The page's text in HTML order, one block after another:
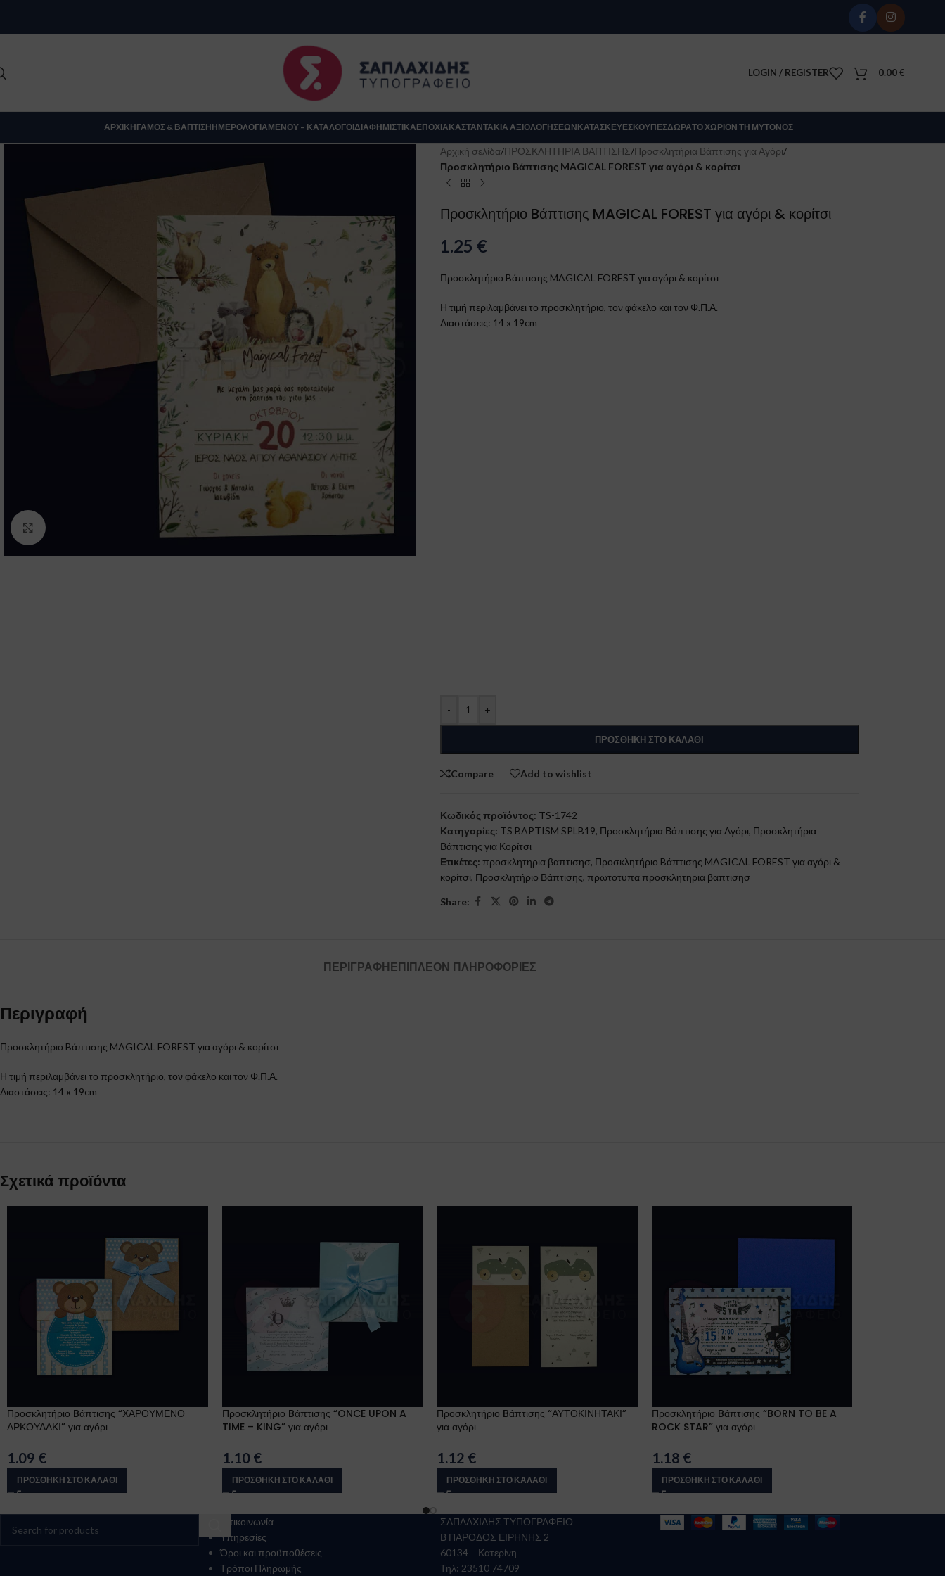
LOGIN / REGISTER 0.00€
ΑΡΧΙΚΉΓΆΜΟΣ & ΒΆΠΤΙΣΗΗΜΕΡΟΛΌΓΙΑΜΕΝΟΎ – ΚΑΤΆΛΟΓΟΙΔΙΑΦΗΜΙΣΤΙΚΑΕΠΟΧΙΑΚΆΣΤΑΝΤΆΚΙΑ ΑΞΙΟΛΟΓΉΣΕΩΝΚΑΤΑΣΚΕΥΈΣΚΟΎΠΕΣΔΏΡΑΤΟ ΧΩΡΊΟΝ ΤΗ ΜΎΤΟΝΟΣ
Αρχική σελίδα/ΠΡΟΣΚΛΗΤΗΡΙΑ ΒΑΠΤΙΣΗΣ/Προσκλητήρια Βάπτισης για Αγόρι/
Προσκλητήριο Bάπτισης MAGICAL FOREST για αγόρι & κορίτσι
Προσκλητήριο Bάπτισης MAGICAL FOREST για αγόρι & κορίτσι
1.25 €
Προσκλητήριο Bάπτισης MAGICAL FOREST για αγόρι & κορίτσι
Η τιμή περιλαμβάνει το προσκλητήριο, τον φάκελο και τον Φ.Π.Α.
Διαστάσεις: 14 x 19cm
- +
ΠΡΟΣΘΉΚΗ ΣΤΟ ΚΑΛΆΘΙ
Compare Add to wishlist
Κωδικός προϊόντος: TS-1742
Κατηγορίες: TS BAPTISM SPLB19, Προσκλητήρια Βάπτισης για Αγόρι, Προσκλητήρια
Βάπτισης για Κορίτσι
Ετικέτες: προσκλητηρια βαπτισησ, Προσκλητήριο Bάπτισης MAGICAL FOREST για αγόρι &
κορίτσι, Προσκλητήριο Βάπτισης, πρωτοτυπα προσκλητηρια βαπτισησ
Share:
ΠΕΡΙΓΡΑΦΉΕΠΙΠΛΈΟΝ ΠΛΗΡΟΦΟΡΊΕΣ
Περιγραφή
Προσκλητήριο Bάπτισης MAGICAL FOREST για αγόρι & κορίτσι
Η τιμή περιλαμβάνει το προσκλητήριο, τον φάκελο και τον Φ.Π.Α.
Διαστάσεις: 14 x 19cm
Σχετικά προϊόντα
Προσκλητήριο Bάπτισης “ΧΑΡΟΥΜΕΝΟ
ΑΡΚΟΥΔΑΚΙ” για αγόρι
1.09 €
ΠΡΟΣΘΉΚΗ ΣΤΟ ΚΑΛΆΘΙ
Προσκλητήριο Bάπτισης “ONCE UPON A
TIME – KING” για αγόρι
1.10 €
ΠΡΟΣΘΉΚΗ ΣΤΟ ΚΑΛΆΘΙ
Προσκλητήριο Bάπτισης “ΑΥΤΟΚΙΝΗΤΑΚΙ”
για αγόρι
1.12 €
ΠΡΟΣΘΉΚΗ ΣΤΟ ΚΑΛΆΘΙ
Προσκλητήριο Bάπτισης “BORN TO BE A
ROCK STAR” για αγόρι
1.18 €
ΠΡΟΣΘΉΚΗ ΣΤΟ ΚΑΛΆΘΙ
Επικοινωνία
Υπηρεσίες
Όροι και προϋποθέσεις
Τρόποι Πληρωμής
ΣΑΠΛΑΧΙΔΗΣ ΤΥΠΟΓΡΑΦΕΙΟ
Β ΠΑΡΟΔΟΣ ΕΙΡΗΝΗΣ 2
60134 – Κατερίνη
Τηλ: 23510 74709